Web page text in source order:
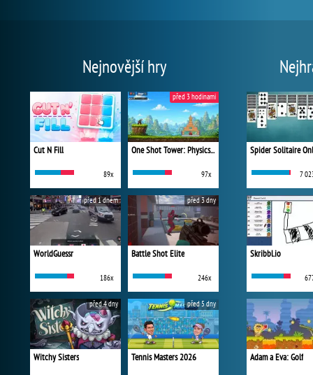
Nejnovější hry
Cut N Fill
89x
One Shot Tower: Physics Destroyer
97x
před 3 hodinami
WorldGuessr
186x
před 1 dnem
Battle Shot Elite
246x
před 3 dny
Witchy Sisters
před 4 dny
Tennis Masters 2026
před 5 dny
Spider Solitaire
7
Skribbl.io
Adam a Eva: Golf